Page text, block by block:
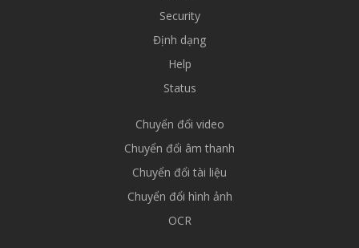
Security
Định dạng
Help
Status
Chuyển đổi video
Chuyển đổi âm thanh
Chuyển đổi tài liệu
Chuyển đổi hình ảnh
OCR